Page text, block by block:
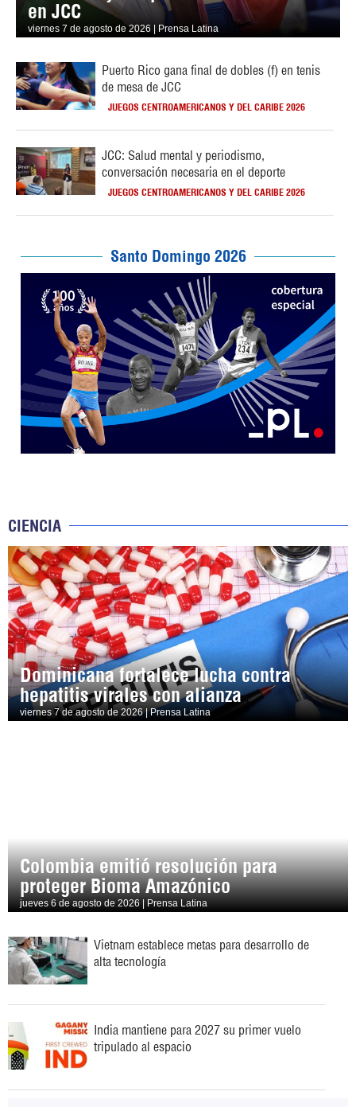
en JCC
viernes 7 de agosto de 2026 | Prensa Latina
Puerto Rico gana final de dobles (f) en tenis
de mesa de JCC
JUEGOS CENTROAMERICANOS Y DEL CARIBE 2026
JCC: Salud mental y periodismo,
conversación necesaria en el deporte
JUEGOS CENTROAMERICANOS Y DEL CARIBE 2026
Santo Domingo 2026
CIENCIA
Dominicana fortalece lucha contra
hepatitis virales con alianza
viernes 7 de agosto de 2026 | Prensa Latina
Colombia emitió resolución para
proteger Bioma Amazónico
jueves 6 de agosto de 2026 | Prensa Latina
Vietnam establece metas para desarrollo de
alta tecnología
India mantiene para 2027 su primer vuelo
tripulado al espacio